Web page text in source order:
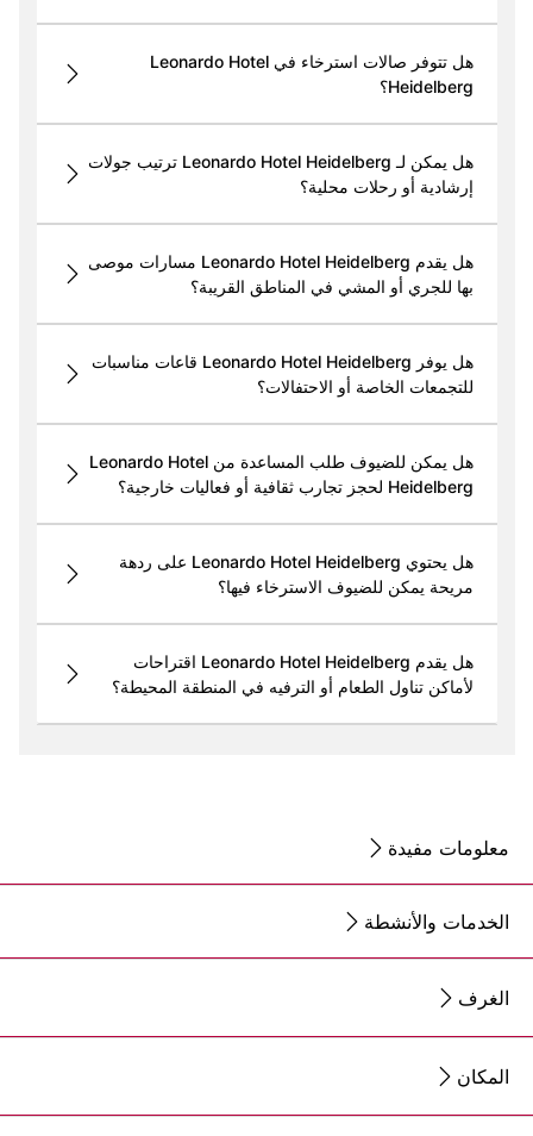
هل تتوفر صالات استرخاء في Leonardo Hotel
Heidelberg؟
هل يمكن لـ Leonardo Hotel Heidelberg ترتيب جولات
إرشادية أو رحلات محلية؟
هل يقدم Leonardo Hotel Heidelberg مسارات موصى
بها للجري أو المشي في المناطق القريبة؟
هل يوفر Leonardo Hotel Heidelberg قاعات مناسبات
للتجمعات الخاصة أو الاحتفالات؟
هل يمكن للضيوف طلب المساعدة من Leonardo Hotel
Heidelberg لحجز تجارب ثقافية أو فعاليات خارجية؟
هل يحتوي Leonardo Hotel Heidelberg على ردهة
مريحة يمكن للضيوف الاسترخاء فيها؟
هل يقدم Leonardo Hotel Heidelberg اقتراحات
لأماكن تناول الطعام أو الترفيه في المنطقة المحيطة؟
معلومات مفيدة
الخدمات والأنشطة
الغرف
المكان